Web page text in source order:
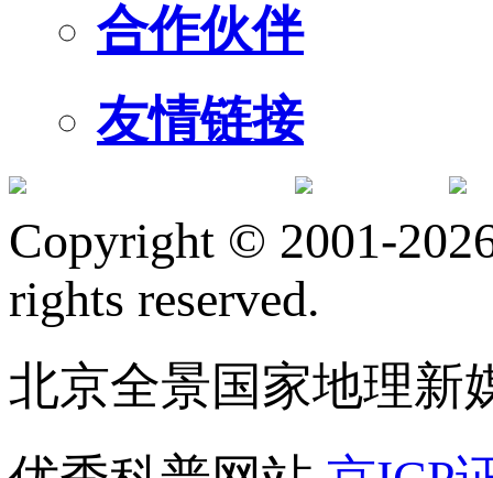
合作伙伴
友情链接
Copyright © 2001-
rights reserved.
北京全景国家地理新